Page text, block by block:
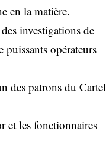
en la matière.
investigations de
opérateurs
des patrons du Cartel
et les fonctionnaires